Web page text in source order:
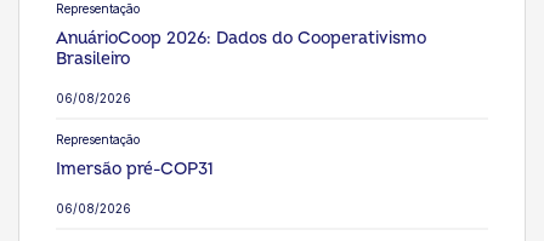
Representação
06/08/2026
AnuárioCoop 2026: Dados do Cooperativismo
Brasileiro
Representação
06/08/2026
Imersão pré-COP31